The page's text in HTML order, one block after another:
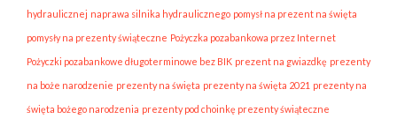
hydraulicznej naprawa silnika hydraulicznego pomysł na prezent na święta
pomysły na prezenty świąteczne Pożyczka pozabankowa przez Internet
Pożyczki pozabankowe długoterminowe bez BIK prezent na gwiazdkę prezenty
na boże narodzenie prezenty na święta prezenty na święta 2021 prezenty na
święta bożego narodzenia prezenty pod choinkę prezenty świąteczne